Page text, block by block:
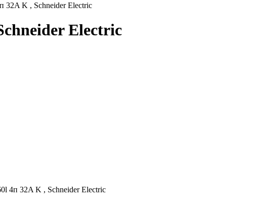
32A K , Schneider Electric
Electric
4п 32A K , Schneider Electric